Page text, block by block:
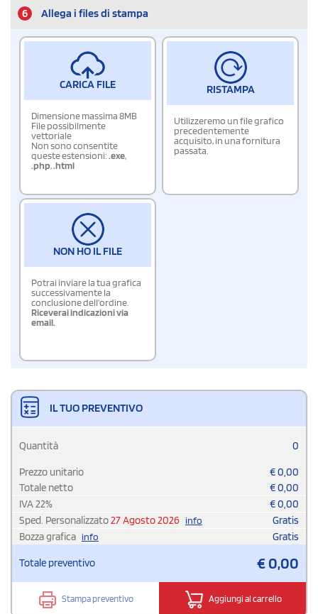
6 Allega i files di stampa
CARICA FILE
Dimensione massima 8MB
File possibilmente
vettoriale
Non sono consentite
queste estensioni:.exe,
.php,.html
RISTAMPA
Utilizzeremo un file grafico
precedentemente
acquisito, in una fornitura
passata.
NON HO IL FILE
Potrai inviare la tua grafica
successivamente la
conclusione dell'ordine.
Riceverai indicazioni via
email.
IL TUO PREVENTIVO
Quantità 0
Prezzo unitario €0,00
Totale netto
€0,00
IVA22% €0,00
Sped. Personalizzato27 Agosto 2026 info
Gratis
Bozza grafica info Gratis
Totale preventivo €0,00
Stampa preventivo Aggiungi al carrello